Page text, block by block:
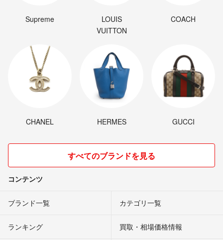
Supreme
LOUIS
VUITTON
COACH
CHANEL HERMES GUCCI
すべてのブランドを見る
コンテンツ
ブランド一覧 カテゴリ一覧
ランキング 買取・相場価格情報